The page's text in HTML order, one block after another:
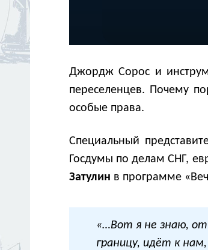
Джордж Сорос и
переселенцев. Почему
особые права.
Специальный
Госдумы по делам СНГ,
Затулин в программе
«…Вот я не знаю,
границу, идёт к